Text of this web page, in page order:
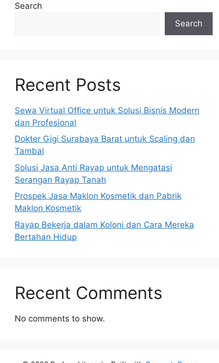
Search
Search
Recent Posts
Sewa Virtual Office untuk Solusi Bisnis Modern
dan Profesional
Dokter Gigi Surabaya Barat untuk Scaling dan
Tambal
Solusi Jasa Anti Rayap untuk Mengatasi
Serangan Rayap Tanah
Prospek Jasa Maklon Kosmetik dan Pabrik
Maklon Kosmetik
Rayap Bekerja dalam Koloni dan Cara Mereka
Bertahan Hidup
Recent Comments
No comments to show.